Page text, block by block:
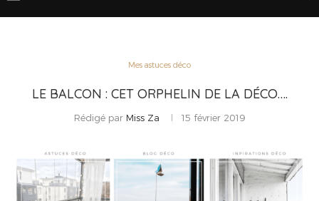
Mes astuces déco
LE BALCON : CET ORPHELIN DE LA DÉCO….
Rédigé par Miss Za 15 février 2019